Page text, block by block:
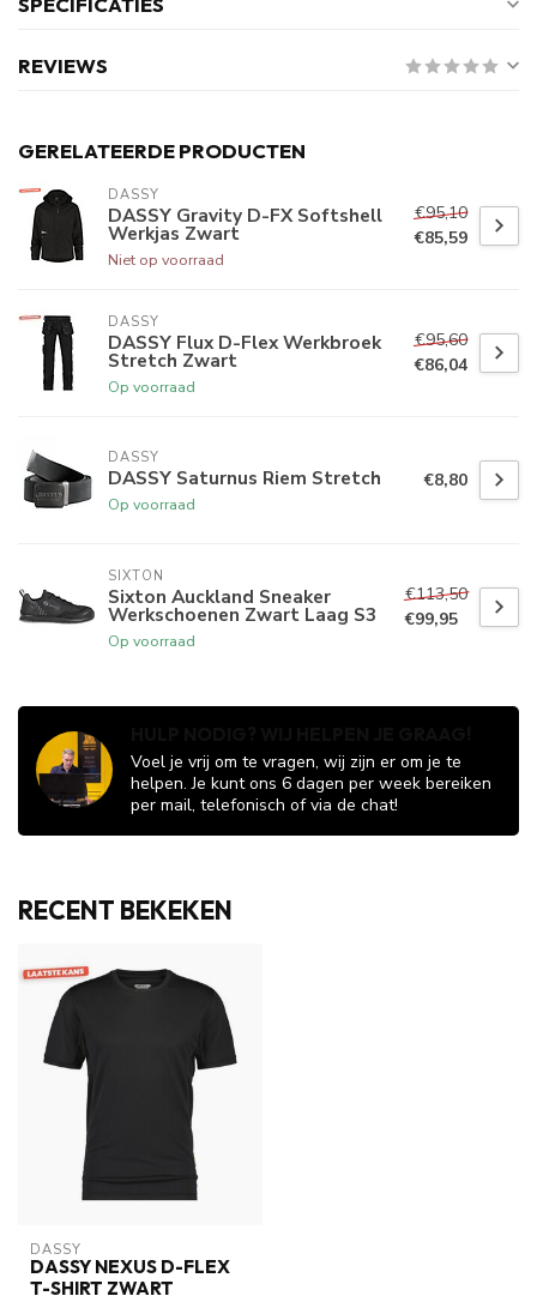
REVIEWS
GERELATEERDE PRODUCTEN
DASSY
DASSY Gravity D-FX Softshell
Werkjas Zwart
Niet op voorraad
€95,10
€85,59
DASSY
DASSY Flux D-Flex Werkbroek
Stretch Zwart
Op voorraad
€95,60
€86,04
DASSY
DASSY Saturnus Riem Stretch
Op voorraad
€8,80
SIXTON
Sixton Auckland Sneaker
Werkschoenen Zwart Laag S3
Op voorraad
€113,50
€99,95
Voel je vrij om te vragen, wij zijn er om je te
helpen. Je kunt ons 6 dagen per week bereiken
per mail, telefonisch of via de chat!
RECENT BEKEKEN
DASSY
DASSY NEXUS D-FLEX
T-SHIRT ZWART